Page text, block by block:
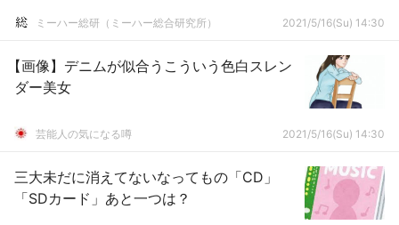
ミーハー総研（ミーハー総合研究所） 2021/5/16(Su) 14:30
【画像】デニムが似合うこういう色白スレン
ダー美女
芸能人の気になる噂 2021/5/16(Su) 14:30
三大未だに消えてないなってもの「CD」
「SDカード」あと一つは？